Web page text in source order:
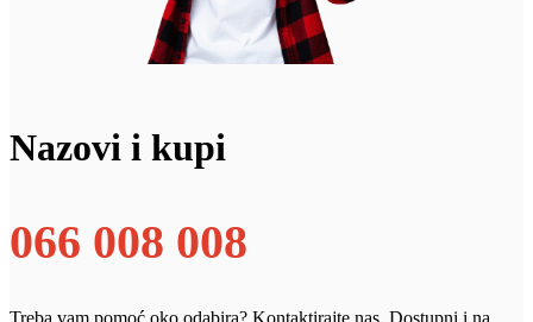
Nazovi i kupi
066 008 008
Treba vam pomoć oko odabira? Kontaktirajte nas. Dostupni i na